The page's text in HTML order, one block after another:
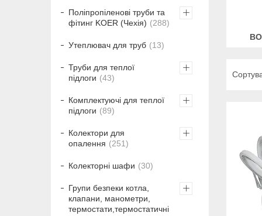
Поліпропіленові труби та
фітинг KOER (Чехія)
288
Утеплювач для труб 13
Труби для теплої
підлоги
43
Комплектуючі для теплої
підлоги
89
Колектори для
опалення
251
Колекторні шафи 30
Групи безпеки котла,
клапани, манометри,
термостати,термостатичні